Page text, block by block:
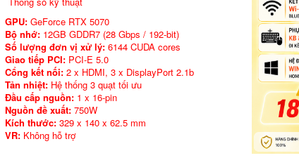
GPU: GeForce RTX 5070
Bộ nhớ: 12GB GDDR7 (28 Gbps / 192-bit)
Số lượng đơn vị xử lý: 6144 CUDA cores
Giao tiếp PCI: PCI-E 5.0
Cổng kết nối: 2 x HDMI, 3 x DisplayPort 2.1b
Tản nhiệt: Hệ thống 3 quạt tối ưu
Đầu cấp nguồn: 1 x 16-pin
Nguồn đề xuất: 750W
Kích thước: 329 x 140 x 62.5 mm
VR: Không hỗ trợ